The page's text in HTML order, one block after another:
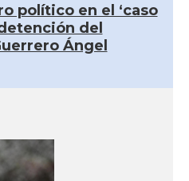
político en el ‘caso
del
Ángel